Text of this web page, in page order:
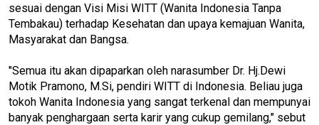
sesuai dengan Visi Misi WITT (Wanita Indonesia Tanpa
Tembakau) terhadap Kesehatan dan upaya kemajuan Wanita,
Masyarakat dan Bangsa.
"Semua itu akan dipaparkan oleh narasumber Dr. Hj.Dewi
Motik Pramono, M.Si, pendiri WITT di Indonesia. Beliau juga
tokoh Wanita Indonesia yang sangat terkenal dan mempunyai
banyak penghargaan serta karir yang cukup gemilang," sebut